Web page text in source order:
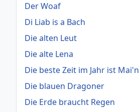
Der Woaf
Di Liab is a Bach
Die alten Leut
Die alte Lena
Die beste Zeit im Jahr ist Mai'n
Die blauen Dragoner
Die Erde braucht Regen